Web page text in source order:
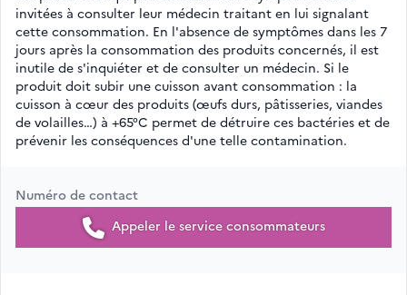
invitées à consulter leur médecin traitant en lui signalant
cette consommation. En l'absence de symptômes dans les 7
jours après la consommation des produits concernés, il est
inutile de s'inquiéter et de consulter un médecin. Si le
produit doit subir une cuisson avant consommation : la
cuisson à cœur des produits (œufs durs, pâtisseries, viandes
de volailles…) à +65°C permet de détruire ces bactéries et de
prévenir les conséquences d'une telle contamination.
Numéro de contact
Appeler le service consommateurs